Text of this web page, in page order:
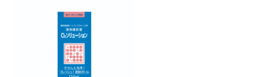
【ハード用】コンタクトレン
ズ洗浄保存液 O2ソリューショ